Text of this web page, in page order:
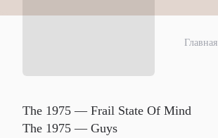
Главная
The 1975 — Frail State Of Mind
The 1975 — Guys